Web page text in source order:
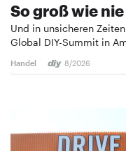
So groß wie nie
Und in unsicheren
Global DIY-Summit in
Handel 8/2026